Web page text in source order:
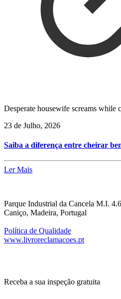
Desperate housewife screams while
23 de Julho, 2026
Saiba a diferença entre cheirar
Ler Mais
Parque Industrial da Cancela M.I.
Caniço, Madeira, Portugal
Política de Qualidade
www.livroreclamacoes.pt
Receba a sua inspeção gratuita